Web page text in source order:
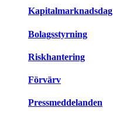
Kapitalmarknadsdag
Bolagsstyrning
Riskhantering
Förvärv
Pressmeddelanden